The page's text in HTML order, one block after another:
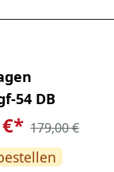
54 DB
* 179,00 €